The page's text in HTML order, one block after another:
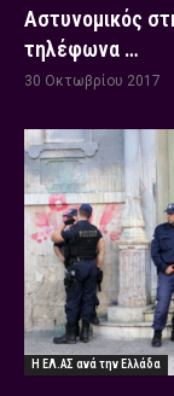
Αστυνομικός
τηλέφωνα …
30 Οκτωβρίου 2017
Η ΕΛ.ΑΣ ανά την Ελλάδα